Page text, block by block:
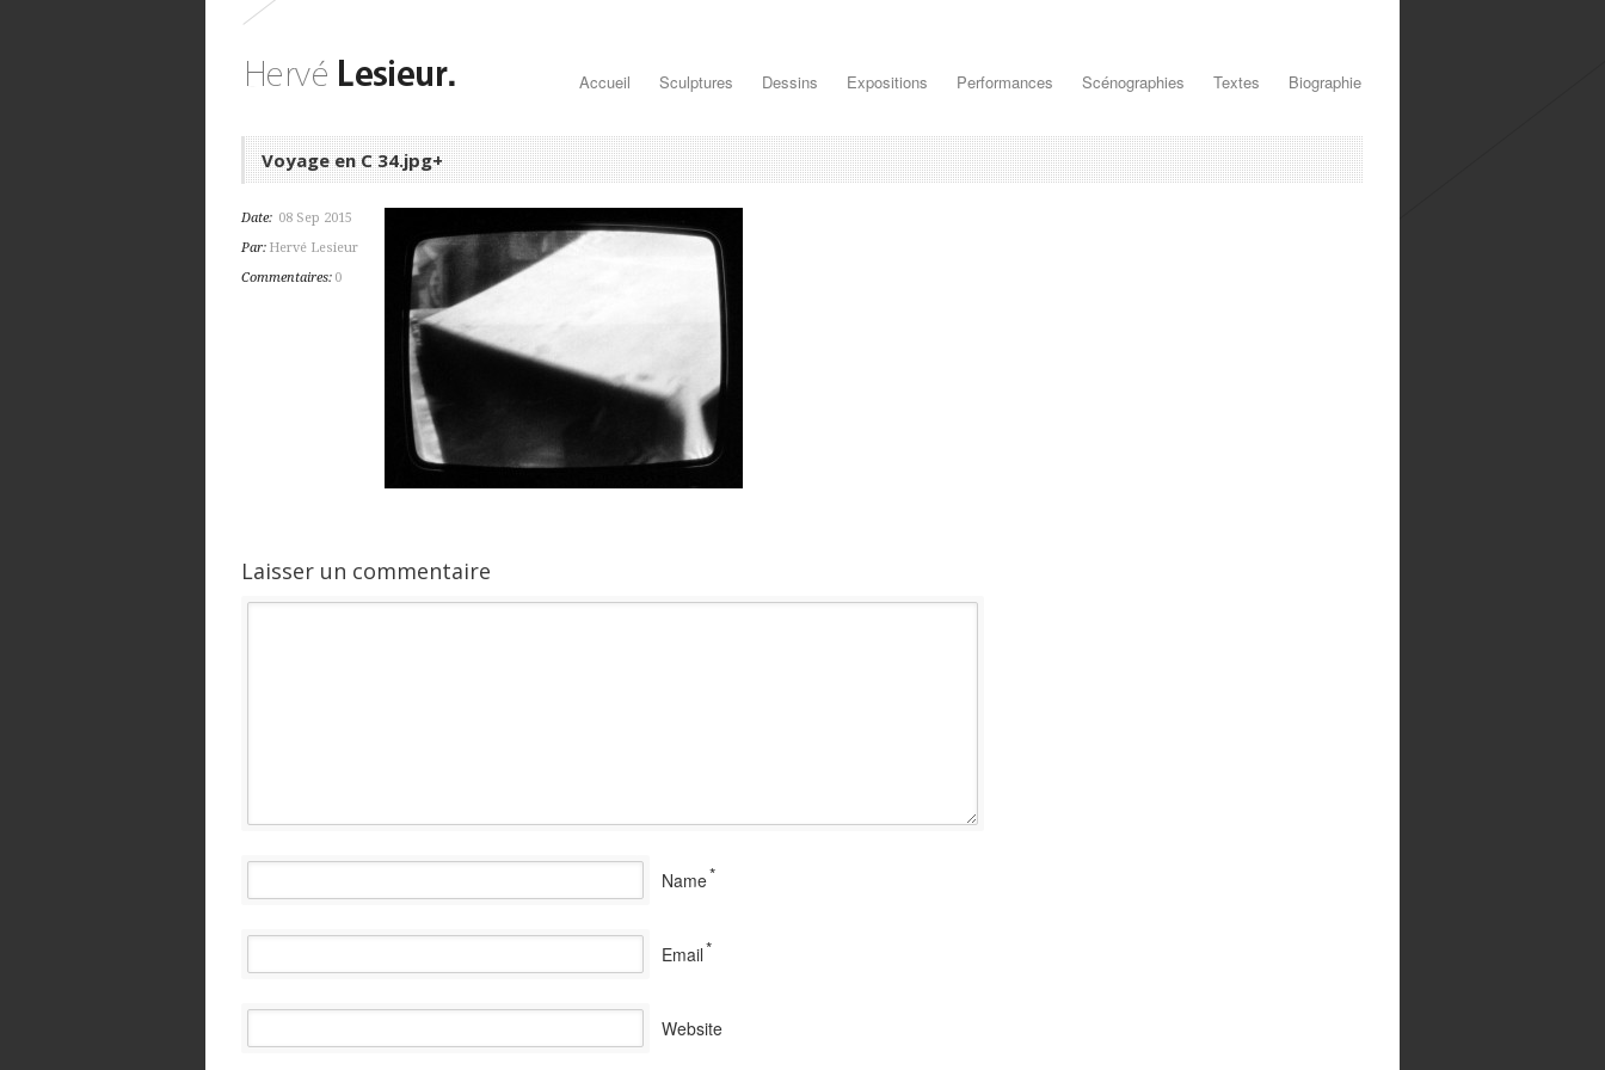
Accueil Sculptures Dessins Expositions Performances Scénographies Textes Biographie
Voyage en C 34.jpg+
Date: 08 Sep 2015
Par: Hervé Lesieur
Commentaires: 0
Laisser un commentaire
Name*
Email*
Website